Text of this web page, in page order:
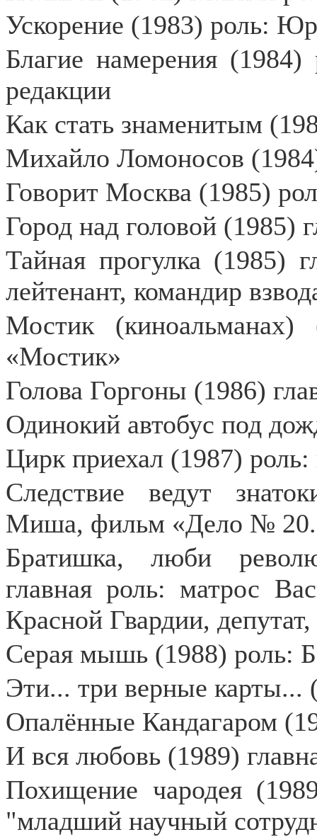
Ускорение (1983) роль:
Благие намерения
редакции
Как стать знаменитым
Михайло Ломоносов
Говорит Москва (1985)
Город над головой (1985)
Тайная прогулка (1985)
лейтенант, командир
Мостик (киноальманах)
«Мостик»
Голова Горгоны (1986)
Одинокий автобус под
Цирк приехал (1987) роль:
Следствие ведут
Миша, фильм «Дело № 20.
Братишка, люби
главная роль: матрос
Красной Гвардии,
Серая мышь (1988) роль:
Эти... три верные карты...
Опалённые Кандагаром
И вся любовь (1989)
Похищение чародея
"младший научный